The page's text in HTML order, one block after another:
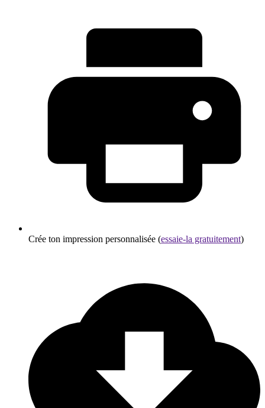
Crée ton impression personnalisée (essaie-la gratuitement)